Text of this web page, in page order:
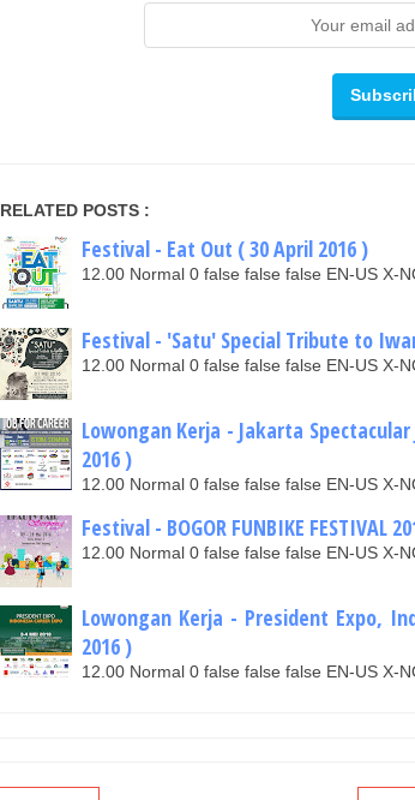
RELATED POSTS :
Festival - Eat Out ( 30 April 2016 )
12.00 Normal 0 false false false EN-US X-
Festival - 'Satu' Special Tribute to
12.00 Normal 0 false false false EN-US X-
Lowongan Kerja - Jakarta Spectacular
2016 )
12.00 Normal 0 false false false EN-US X-
Festival - BOGOR FUNBIKE FESTIVAL
12.00 Normal 0 false false false EN-US X-
Lowongan Kerja - President Expo,
2016 )
12.00 Normal 0 false false false EN-US X-